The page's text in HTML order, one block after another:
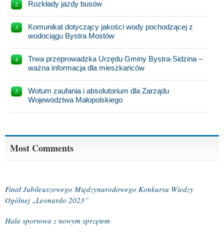
Rozkłady jazdy busów
Komunikat dotyczący jakości wody pochodzącej z
wodociągu Bystra Mostów
Trwa przeprowadzka Urzędu Gminy Bystra-Sidzina –
ważna informacja dla mieszkańców
Wotum zaufania i absolutorium dla Zarządu
Województwa Małopolskiego
Most Comments
Finał Jubileuszowego Międzynarodowego Konkursu Wiedzy
Ogólnej „Leonardo 2023”
Hala sportowa z nowym sprzętem